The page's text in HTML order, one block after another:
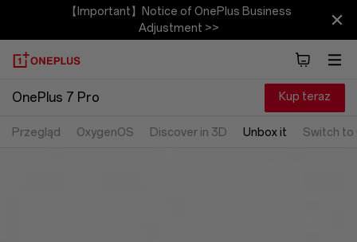
【Important】Notice of OnePlus Business
Adjustment >>
OnePlus 7 Pro Kup teraz
Przegląd OxygenOS Discover in 3D Unbox it Switch to